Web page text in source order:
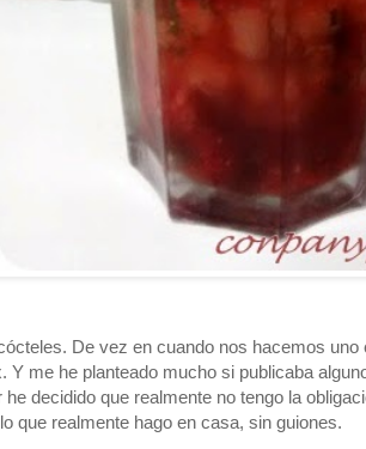
De vez en cuando nos hacemos
Y me he planteado mucho si publicaba
decidido que realmente no tengo la
que realmente hago en casa, sin guiones.